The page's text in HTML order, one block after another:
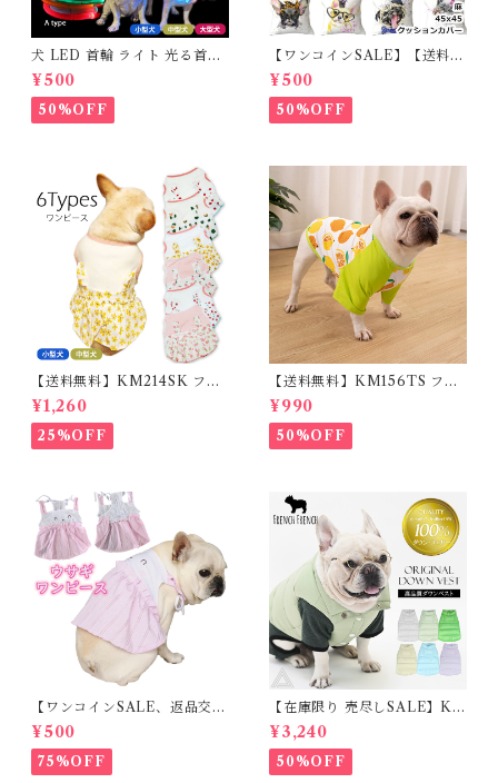
犬 LED 首輪 ライト 光る首輪
USB充電 生活防水 長さ調整可
能 首輪 犬用 ペット カラー ペ
ット用品 軽量 ドッグ用品 フレ
ンチブルドック 大型犬 中型犬
¥500
50%OFF
【ワンコインSALE】【送料無
料】KM503G クッションカバ
ー フレンチブルドッグ クリー
ム フレブル
¥500
50%OFF
【送料無料】KM214SK フレ
ブル 女の子 スカート ワンピー
ス夏 フリル 犬服 ドックウェア
¥1,260
25%OFF
【送料無料】KM156TS フレ
ブル Tシャツ フレンチブルド
ック レモン柄 犬服 ドックウェ
ア
¥990
50%OFF
【ワンコインSALE、返品交換
不可】KM171SK フレンチブ
ルドック 犬服 女の子 ピンク
スカート
¥500
75%OFF
【在庫限り 売尽しSALE】K
M952Tダウンベスト 100%ダ
ウン・フェザー 犬 犬服 ダウン
ジャケット ベスト フレンチブ
ルドッグ 冬服 極暖 暖かい 可
¥3,240
50%OFF